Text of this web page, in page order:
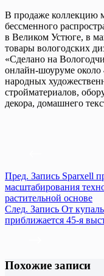
В продаже коллекцию
бессменного
в Великом Устюге, в
товары вологодских
«Сделано на
онлайн-шоуруме
народных
стройматериалов,
декора, домашнего
Пред. Запись Sparxell
масштабирования
растительной основе
След. Запись От
приближается 45-я
Похожие записи